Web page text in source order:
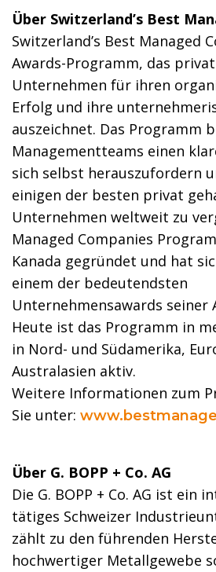
Über Switzerland’s Best
Switzerland’s Best Managed
Awards-Programm, das
Unternehmen für ihren
Erfolg und ihre
auszeichnet. Das Programm
Managementteams einen
sich selbst herauszufordern
einigen der besten privat
Unternehmen weltweit zu
Managed Companies
Kanada gegründet und hat
einem der bedeutendsten
Unternehmensawards seiner
Heute ist das Programm in
in Nord- und Südamerika,
Australasien aktiv.
Weitere Informationen zum
Sie unter:
Über G. BOPP + Co. AG
Die G. BOPP + Co. AG ist ein
tätiges Schweizer
zählt zu den führenden
hochwertiger Metallgewebe